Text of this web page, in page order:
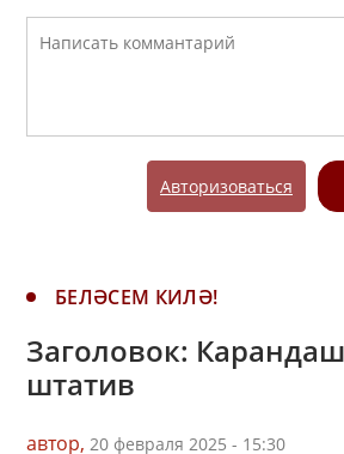
Авторизоваться
БЕЛӘСЕМ КИЛӘ!
Заголовок:
штатив
автор, 20 февраля 2025 - 15:30